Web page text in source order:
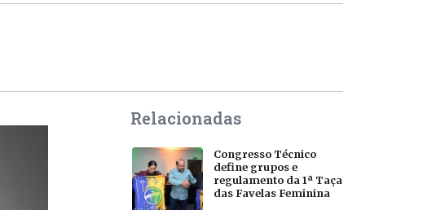
Relacionadas
Congresso Técnico
define grupos e
regulamento da 1ª Taça
das Favelas Feminina